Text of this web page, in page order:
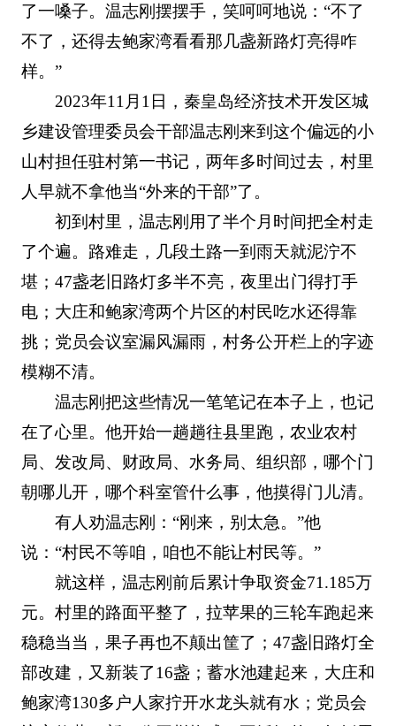
了一嗓子。温志刚摆摆手，笑呵呵地说：“不了
不了，还得去鲍家湾看看那几盏新路灯亮得咋
样。”
2023年11月1日，秦皇岛经济技术开发区城
乡建设管理委员会干部温志刚来到这个偏远的小
山村担任驻村第一书记，两年多时间过去，村里
人早就不拿他当“外来的干部”了。
初到村里，温志刚用了半个月时间把全村走
了个遍。路难走，几段土路一到雨天就泥泞不
堪；47盏老旧路灯多半不亮，夜里出门得打手
电；大庄和鲍家湾两个片区的村民吃水还得靠
挑；党员会议室漏风漏雨，村务公开栏上的字迹
模糊不清。
温志刚把这些情况一笔笔记在本子上，也记
在了心里。他开始一趟趟往县里跑，农业农村
局、发改局、财政局、水务局、组织部，哪个门
朝哪儿开，哪个科室管什么事，他摸得门儿清。
有人劝温志刚：“刚来，别太急。”他
说：“村民不等咱，咱也不能让村民等。”
就这样，温志刚前后累计争取资金71.185万
元。村里的路面平整了，拉苹果的三轮车跑起来
稳稳当当，果子再也不颠出筐了；47盏旧路灯全
部改建，又新装了16盏；蓄水池建起来，大庄和
鲍家湾130多户人家拧开水龙头就有水；党员会